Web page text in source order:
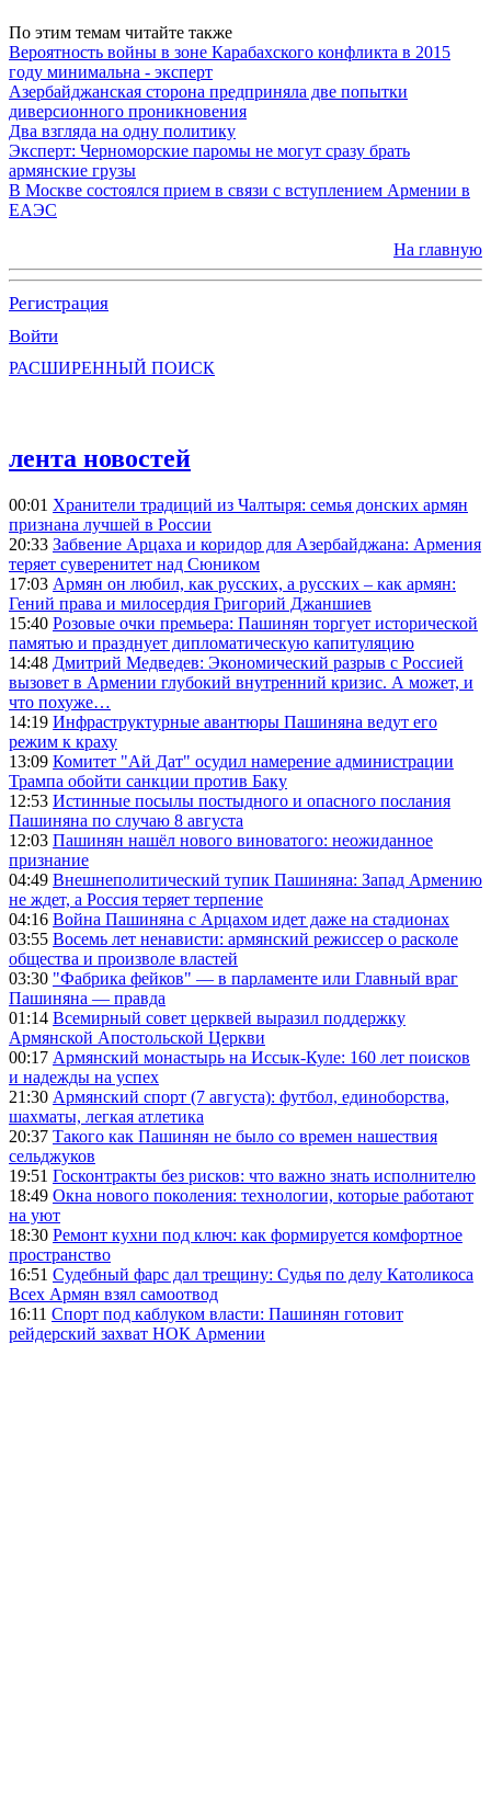
По этим темам читайте также
Вероятность войны в зоне Карабахского конфликта в 2015
году минимальна - эксперт
Азербайджанская сторона предприняла две попытки
диверсионного проникновения
Два взгляда на одну политику
Эксперт: Черноморские паромы не могут сразу брать
армянские грузы
В Москве состоялся прием в связи с вступлением Армении в
ЕАЭС
На главную
Регистрация
Войти
РАСШИРЕННЫЙ ПОИСК
лента новостей
00:01 Хранители традиций из Чалтыря: семья донских армян
признана лучшей в России
20:33 Забвение Арцаха и коридор для Азербайджана: Армения
теряет суверенитет над Сюником
17:03 Армян он любил, как русских, а русских – как армян:
Гений права и милосердия Григорий Джаншиев
15:40 Розовые очки премьера: Пашинян торгует исторической
памятью и празднует дипломатическую капитуляцию
14:48 Дмитрий Медведев: Экономический разрыв с Россией
вызовет в Армении глубокий внутренний кризис. А может, и
что похуже…
14:19 Инфраструктурные авантюры Пашиняна ведут его
режим к краху
13:09 Комитет "Ай Дат" осудил намерение администрации
Трампа обойти санкции против Баку
12:53 Истинные посылы постыдного и опасного послания
Пашиняна по случаю 8 августа
12:03 Пашинян нашёл нового виноватого: неожиданное
признание
04:49 Внешнеполитический тупик Пашиняна: Запад Армению
не ждет, а Россия теряет терпение
04:16 Война Пашиняна с Арцахом идет даже на стадионах
03:55 Восемь лет ненависти: армянский режиссер о расколе
общества и произволе властей
03:30 "Фабрика фейков" — в парламенте или Главный враг
Пашиняна — правда
01:14 Всемирный совет церквей выразил поддержку
Армянской Апостольской Церкви
00:17 Армянский монастырь на Иссык-Куле: 160 лет поисков
и надежды на успех
21:30 Армянский спорт (7 августа): футбол, единоборства,
шахматы, легкая атлетика
20:37 Такого как Пашинян не было со времен нашествия
сельджуков
19:51 Госконтракты без рисков: что важно знать исполнителю
18:49 Окна нового поколения: технологии, которые работают
на уют
18:30 Ремонт кухни под ключ: как формируется комфортное
пространство
16:51 Судебный фарс дал трещину: Судья по делу Католикоса
Всех Армян взял самоотвод
16:11 Спорт под каблуком власти: Пашинян готовит
рейдерский захват НОК Армении